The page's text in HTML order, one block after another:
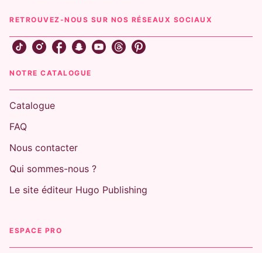
RETROUVEZ-NOUS SUR NOS RÉSEAUX SOCIAUX
NOTRE CATALOGUE
Catalogue
FAQ
Nous contacter
Qui sommes-nous ?
Le site éditeur Hugo Publishing
ESPACE PRO